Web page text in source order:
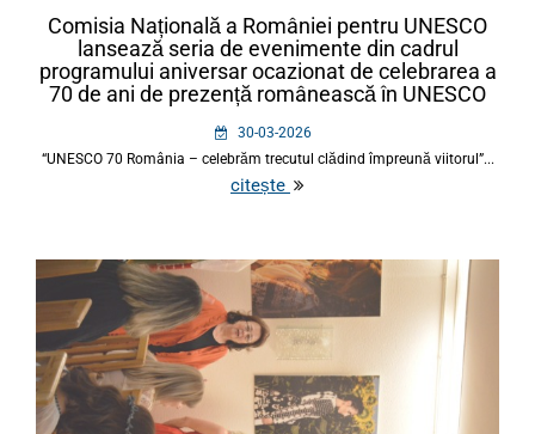
Comisia Națională a României pentru UNESCO
lansează seria de evenimente din cadrul
programului aniversar ocazionat de celebrarea a
70 de ani de prezență românească în UNESCO
30-03-2026
“UNESCO 70 România – celebrăm trecutul clădind împreună viitorul”...
citește